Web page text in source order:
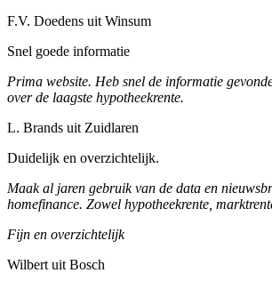
F.V. Doedens uit Winsum
Snel goede informatie
Prima website. Heb snel de informatie
over de laagste hypotheekrente.
L. Brands uit Zuidlaren
Duidelijk en overzichtelijk.
Maak al jaren gebruik van de data en
homefinance. Zowel hypotheekrente,
Fijn en overzichtelijk
Wilbert uit Bosch